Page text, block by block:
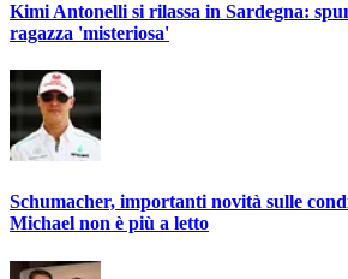
Kimi Antonelli si rilassa in Sardegna:
ragazza 'misteriosa'
Schumacher, importanti novità sulle
Michael non è più a letto